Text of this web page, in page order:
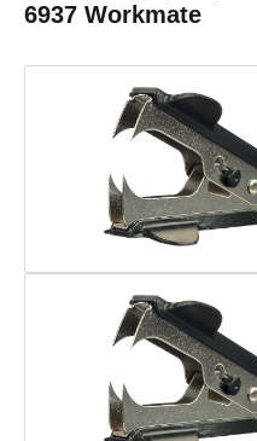
Добавить в
6937 Workmate